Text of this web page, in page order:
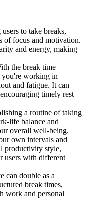
to take breaks,
of focus and motivation.
and energy, making
the break time
you're working in
and fatigue. It can
timely rest
a routine of taking
life balance and
overall well-being.
own intervals and
productivity style,
users with different
can double as a
break times,
work and personal